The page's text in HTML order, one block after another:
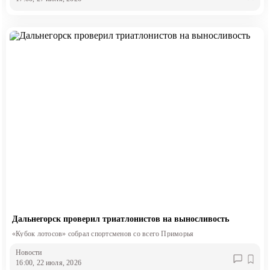
Дальнегорск проверил триатлонистов на выносливость
«Кубок лотосов» собрал спортсменов со всего Приморья
Новости
16:00, 22 июля, 2026